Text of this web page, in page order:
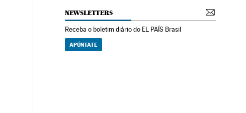
NEWSLETTERS
Receba o boletim diário do EL PAÍS Brasil
APÚNTATE